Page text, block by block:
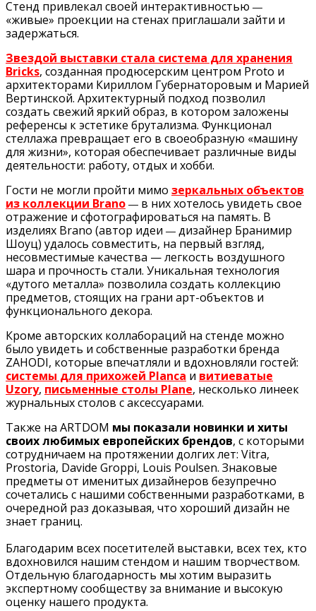
Стенд привлекал своей интерактивностью —
«живые» проекции на стенах приглашали зайти и
задержаться.
Звездой выставки стала система для хранения
Bricks, созданная продюсерским центром Proto и
архитекторами Кириллом Губернаторовым и Марией
Вертинской. Архитектурный подход позволил
создать свежий яркий образ, в котором заложены
референсы к эстетике брутализма. Функционал
стеллажа превращает его в своеобразную «машину
для жизни», которая обеспечивает различные виды
деятельности: работу, отдых и хобби.
Гости не могли пройти мимо зеркальных объектов
из коллекции Brano — в них хотелось увидеть свое
отражение и сфотографироваться на память. В
изделиях Brano (автор идеи — дизайнер Бранимир
Шоуц) удалось совместить, на первый взгляд,
несовместимые качества — легкость воздушного
шара и прочность стали. Уникальная технология
«дутого металла» позволила создать коллекцию
предметов, стоящих на грани арт-объектов и
функционального декора.
Кроме авторских коллабораций на стенде можно
было увидеть и собственные разработки бренда
ZAHODI, которые впечатляли и вдохновляли гостей:
системы для прихожей Planca и витиеватые
Uzory, письменные столы Plane, несколько линеек
журнальных столов с аксессуарами.
Также на ARTDOM мы показали новинки и хиты
своих любимых европейских брендов, с которыми
сотрудничаем на протяжении долгих лет: Vitra,
Prostoria, Davide Groppi, Louis Poulsen. Знаковые
предметы от именитых дизайнеров безупречно
сочетались с нашими собственными разработками, в
очередной раз доказывая, что хороший дизайн не
знает границ.
Благодарим всех посетителей выставки, всех тех, кто
вдохновился нашим стендом и нашим творчеством.
Отдельную благодарность мы хотим выразить
экспертному сообществу за внимание и высокую
оценку нашего продукта.